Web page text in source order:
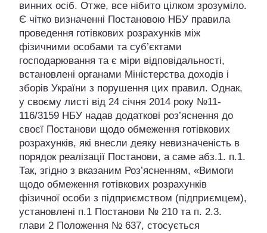
винних осіб. Отже, все нібито цілком зрозуміло.
Є чітко визначенні Постановою НБУ правила
проведення готівкових розрахунків між
фізичними особами та суб’єктами
господарювання та є міри відповідальності,
встановлені органами Міністерства доходів і
зборів України з порушення цих правил. Однак,
у своєму листі від 24 січня 2014 року №11-
116/3159 НБУ надав додаткові роз’яснення до
своєї Постанови щодо обмеження готівкових
розрахунків, які внесли деяку невизначеність в
порядок реалізації Постанови, а саме абз.1. п.1.
Так, згідно з вказаним Роз’ясненням, «Вимоги
щодо обмеження готівкових розрахунків
фізичної особи з підприємством (підприємцем),
установлені п.1 Постанови № 210 та п. 2.3.
глави 2 Положення № 637, стосується